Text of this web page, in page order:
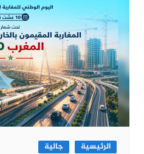
الرئيسية جالية